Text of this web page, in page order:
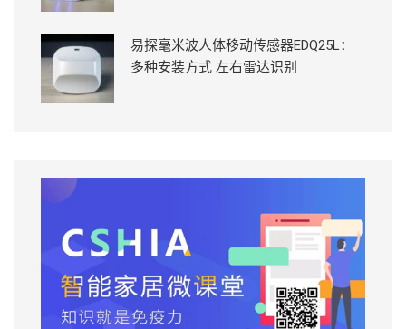
易探毫米波人体移动传感器EDQ25L：
多种安装方式 左右雷达识别